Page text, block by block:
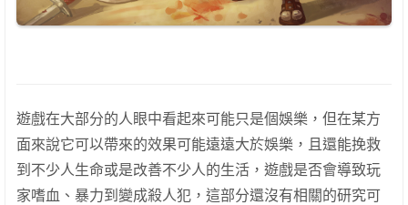
遊戲在大部分的人眼中看起來可能只是個娛樂，但在某方
面來說它可以帶來的效果可能遠遠大於娛樂，且還能挽救
到不少人生命或是改善不少人的生活，遊戲是否會導致玩
家嗜血、暴力到變成殺人犯，這部分還沒有相關的研究可